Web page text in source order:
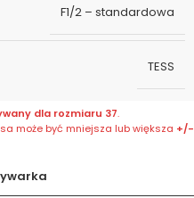
F1/2 – standardowa
TESS
dla rozmiaru 37.
może być mniejsza lub większa +/-